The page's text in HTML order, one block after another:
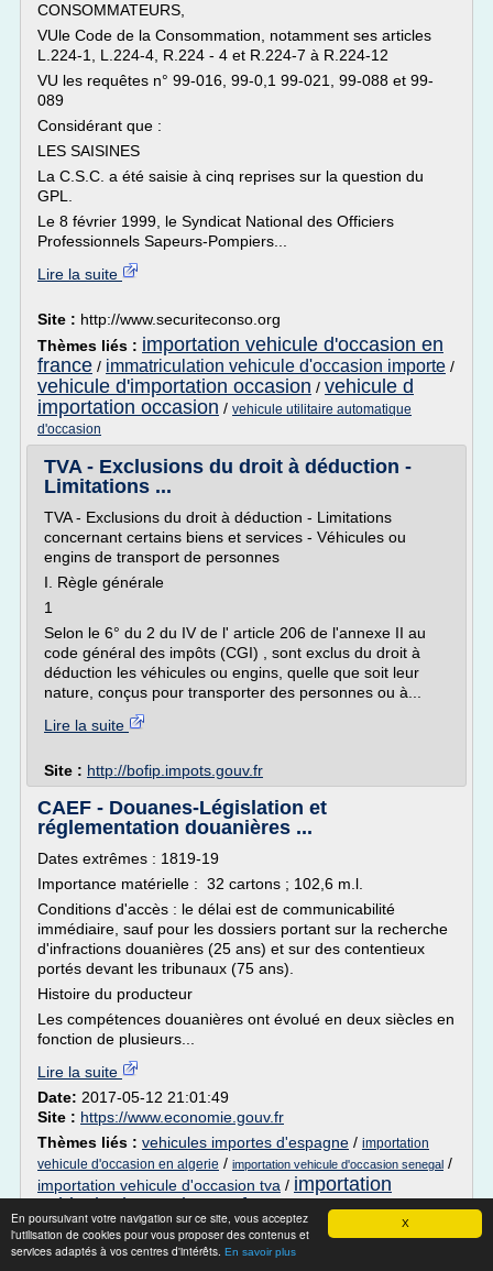
X
En poursuivant votre navigation sur ce site, vous acceptez
l'utilisation de cookies pour vous proposer des contenus et
services adaptés à vos centres d'intérêts. En savoir plus
CONSOMMATEURS,
VUle Code de la Consommation, notamment ses articles
L.224-1, L.224-4, R.224 - 4 et R.224-7 à R.224-12
VU les requêtes n° 99-016, 99-0,1 99-021, 99-088 et 99-
089
Considérant que :
LES SAISINES
La C.S.C. a été saisie à cinq reprises sur la question du
GPL.
Le 8 février 1999, le Syndicat National des Officiers
Professionnels Sapeurs-Pompiers...
Lire la suite
Site : http://www.securiteconso.org
Thèmes liés : importation vehicule d'occasion en
france / immatriculation vehicule d'occasion importe /
vehicule d'importation occasion / vehicule d
importation occasion / vehicule utilitaire automatique
d'occasion
TVA - Exclusions du droit à déduction -
Limitations ...
TVA - Exclusions du droit à déduction - Limitations
concernant certains biens et services - Véhicules ou
engins de transport de personnes
I. Règle générale
1
Selon le 6° du 2 du IV de l' article 206 de l'annexe II au
code général des impôts (CGI) , sont exclus du droit à
déduction les véhicules ou engins, quelle que soit leur
nature, conçus pour transporter des personnes ou à...
Lire la suite
Site : http://bofip.impots.gouv.fr
CAEF - Douanes-Législation et
réglementation douanières ...
Dates extrêmes : 1819-19
Importance matérielle : 32 cartons ; 102,6 m.l.
Conditions d'accès : le délai est de communicabilité
immédiaire, sauf pour les dossiers portant sur la recherche
d'infractions douanières (25 ans) et sur des contentieux
portés devant les tribunaux (75 ans).
Histoire du producteur
Les compétences douanières ont évolué en deux siècles en
fonction de plusieurs...
Lire la suite
Date: 2017-05-12 21:01:49
Site : https://www.economie.gouv.fr
Thèmes liés : vehicules importes d'espagne / importation
vehicule d'occasion en algerie / importation vehicule d'occasion senegal /
importation vehicule d'occasion tva / importation
vehicule d'occasion en france
Conditions générales de vente. Réservez
en ligne aujourd ...